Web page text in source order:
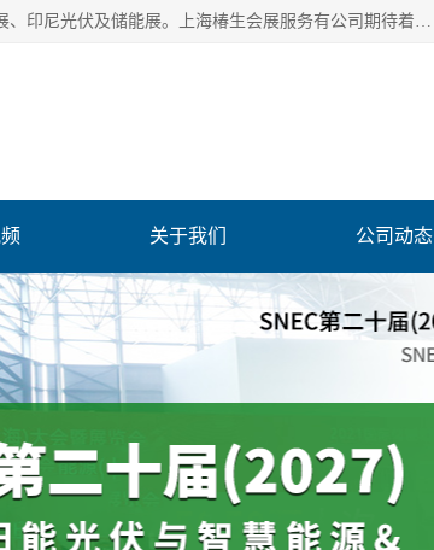
上海椿生会展服务有公司，上海SNEC光伏及储能展/墨西哥光伏及储能展、印尼光伏及储能展。上海椿生会展服务有公司期待着相关业者聚首我们的新能源平台，从产业的视野、以问题为导向，一起把脉中国、亚洲及世界太阳能光伏及储能市场。
关于我们 公司动态